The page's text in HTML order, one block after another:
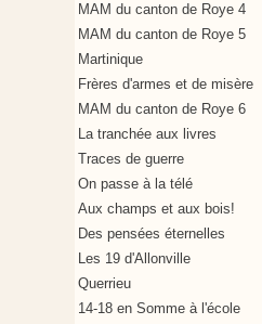
MAM du canton de Roye 4
MAM du canton de Roye 5
Martinique
Frères d'armes et de misère
MAM du canton de Roye 6
La tranchée aux livres
Traces de guerre
On passe à la télé
Aux champs et aux bois!
Des pensées éternelles
Les 19 d'Allonville
Querrieu
14-18 en Somme à l'école